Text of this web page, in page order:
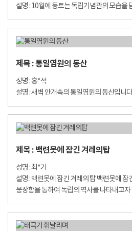
설명 : 10월에 동트는 독립기념관의 모습을
제목 : 통일염원의 동산
성명 : 홍*석
설명 : 새벽 안개속의 통일염원의 동산입니
제목 : 백련못에 잠긴 겨레의탑
성명 : 최*기
설명 : 백련못에 잠긴 겨레의 탑 백련못에 잠
웅장함을 통하여 독립의 역사를 나타내고자